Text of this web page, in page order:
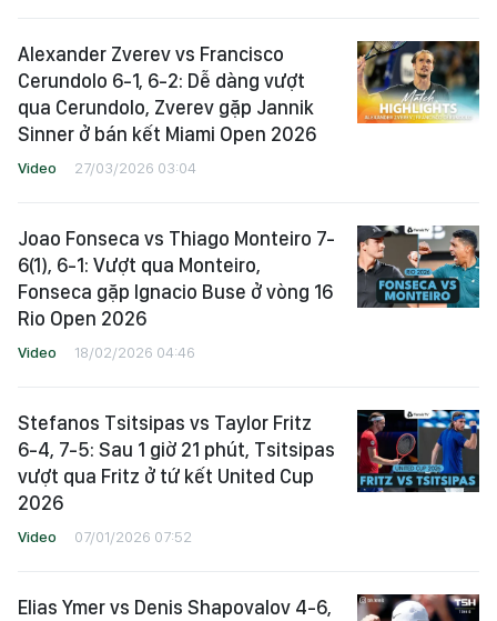
Alexander Zverev vs Francisco
Cerundolo 6-1, 6-2: Dễ dàng vượt
qua Cerundolo, Zverev gặp Jannik
Sinner ở bán kết Miami Open 2026
Video 27/03/2026 03:04
Joao Fonseca vs Thiago Monteiro 7-
6(1), 6-1: Vượt qua Monteiro,
Fonseca gặp Ignacio Buse ở vòng 16
Rio Open 2026
Video 18/02/2026 04:46
Stefanos Tsitsipas vs Taylor Fritz
6-4, 7-5: Sau 1 giờ 21 phút, Tsitsipas
vượt qua Fritz ở tứ kết United Cup
2026
Video 07/01/2026 07:52
Elias Ymer vs Denis Shapovalov 4-6,